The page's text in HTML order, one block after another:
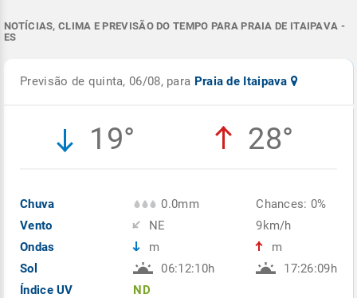
NOTÍCIAS, CLIMA E PREVISÃO DO TEMPO PARA PRAIA DE ITAIPAVA -
ES
Previsão de quinta, 06/08, para Praia de Itaipava
19° 28°
Chuva
Vento
Ondas
Sol
Índice UV
0.0mm
NE
m
06:12:10h
ND
Chances: 0%
9km/h
m
17:26:09h